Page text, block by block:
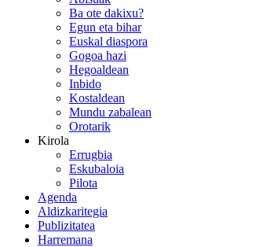
Ba ote dakixu?
Egun eta bihar
Euskal diaspora
Gogoa hazi
Hegoaldean
Inbido
Kostaldean
Mundu zabalean
Orotarik
Kirola
Errugbia
Eskubaloia
Pilota
Agenda
Aldizkaritegia
Publizitatea
Harremana